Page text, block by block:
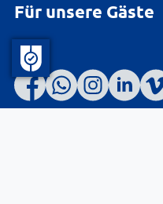
Für unsere Gäste